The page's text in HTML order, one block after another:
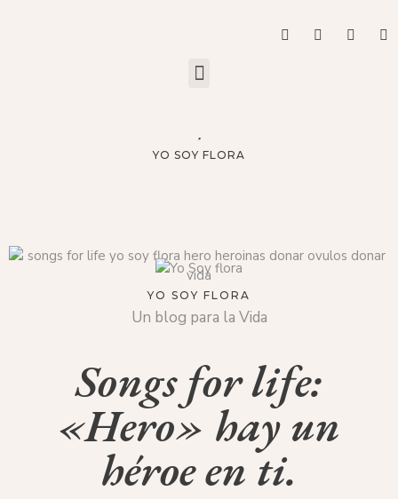
YO SOY FLORA
YO SOY FLORA
Un blog para la Vida
Songs for life:
«Hero» hay un
héroe en ti.